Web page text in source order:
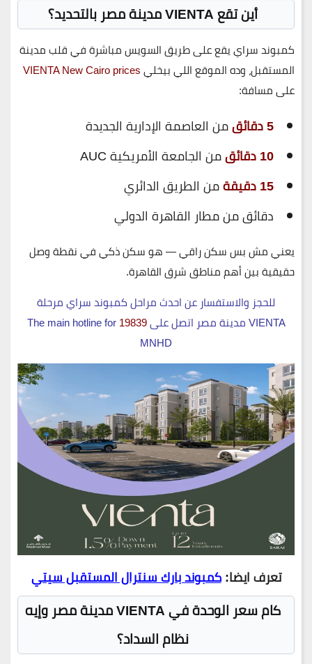
أين تقع VIENTA مدينة مصر بالتحديد؟
كمبوند سراي يقع علىطريق السويسمباشرة في قلب مدينة
المستقبل، وده الموقع اللي بيخلي
على مسافة:
5 دقائق
من العاصمة الإدارية الجديدة
10 دقائق
من الجامعة الأمريكية AUC
15 دقيقة
من الطريق الدائري
دقائق من مطار القاهرة الدولي
يعني مش بس سكن راقي — هو سكن ذكي في نقطة وصل
حقيقية بين أهم مناطق شرق القاهرة.
للحجز والاستفسار عن احدث مراحل كمبوند سراي مرحلة
VIENTA مدينة مصر اتصل على
19839
The main hotline for
MNHD
تعرف ايضا:كمبوند بارك سنترال المستقبل سيتي
كام سعر الوحدة في VIENTA مدينة مصر وإيه
نظام السداد؟